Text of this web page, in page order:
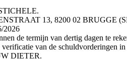
13, 8200 02 BRUGGE
2026
de termijn van dertig dagen te
verificatie van de
DIETER.